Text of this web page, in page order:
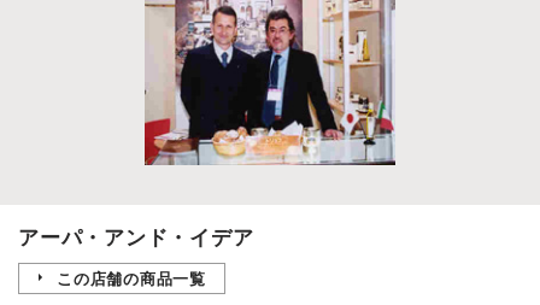
アーパ・アンド・イデア
この店舗の商品一覧